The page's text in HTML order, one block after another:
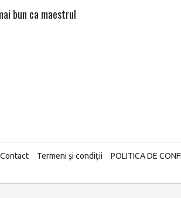
bun ca maestrul
Contact Termeni și condiții POLITICA DE